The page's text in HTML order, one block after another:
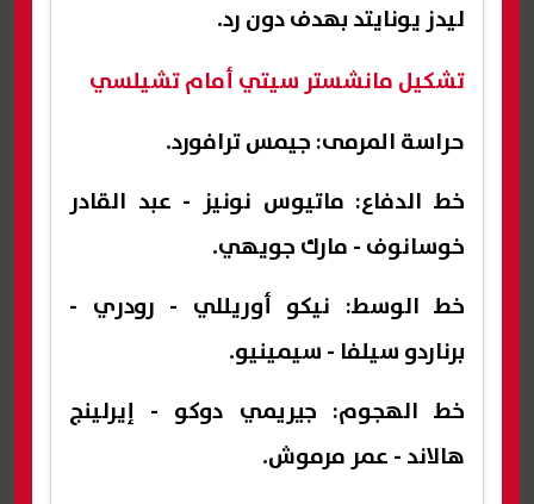
ليدز يونايتد بهدف دون رد.
تشكيل مانشستر سيتي أمام تشيلسي
حراسة المرمى: جيمس ترافورد.
خط الدفاع: ماتيوس نونيز - عبد القادر
خوسانوف - مارك جويهي.
خط الوسط: نيكو أوريللي - رودري -
برناردو سيلفا - سيمينيو.
خط الهجوم: جيريمي دوكو - إيرلينج
هالاند - عمر مرموش.